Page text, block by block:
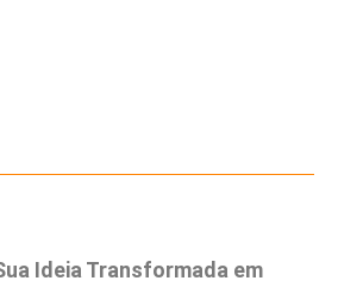
Ideia Transformada em